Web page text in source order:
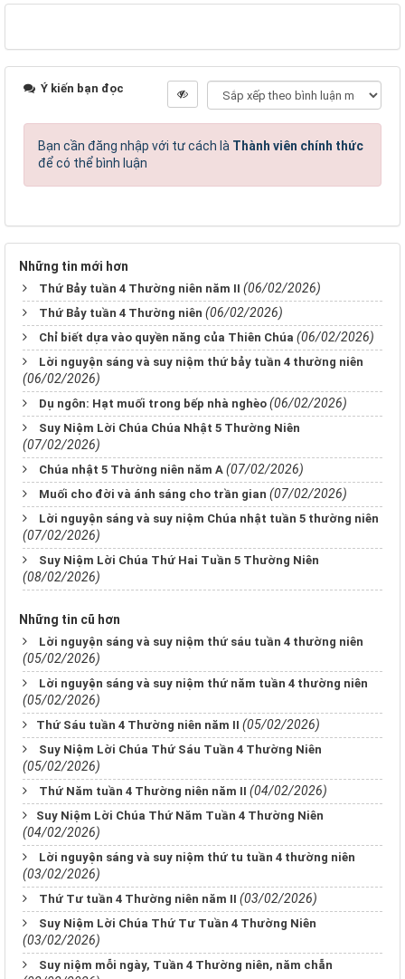
Ý kiến bạn đọc
Bạn cần đăng nhập với tư cách là Thành viên chính thức
để có thể bình luận
Những tin mới hơn
Thứ Bảy tuần 4 Thường niên năm II (06/02/2026)
Thứ Bảy tuần 4 Thường niên (06/02/2026)
Chỉ biết dựa vào quyền năng của Thiên Chúa (06/02/2026)
Lời nguyện sáng và suy niệm thứ bảy tuần 4 thường niên
(06/02/2026)
Dụ ngôn: Hạt muối trong bếp nhà nghèo (06/02/2026)
Suy Niệm Lời Chúa Chúa Nhật 5 Thường Niên
(07/02/2026)
Chúa nhật 5 Thường niên năm A (07/02/2026)
Muối cho đời và ánh sáng cho trần gian (07/02/2026)
Lời nguyện sáng và suy niệm Chúa nhật tuần 5 thường niên
(07/02/2026)
Suy Niệm Lời Chúa Thứ Hai Tuần 5 Thường Niên
(08/02/2026)
Những tin cũ hơn
Lời nguyện sáng và suy niệm thứ sáu tuần 4 thường niên
(05/02/2026)
Lời nguyện sáng và suy niệm thứ năm tuần 4 thường niên
(05/02/2026)
​​​​​​​Thứ Sáu tuần 4 Thường niên năm II (05/02/2026)
Suy Niệm Lời Chúa Thứ Sáu Tuần 4 Thường Niên
(05/02/2026)
Thứ Năm tuần 4 Thường niên năm II (04/02/2026)
​​​​​​​Suy Niệm Lời Chúa Thứ Năm Tuần 4 Thường Niên
(04/02/2026)
Lời nguyện sáng và suy niệm thứ tu tuần 4 thường niên
(03/02/2026)
Thứ Tư tuần 4 Thường niên năm II (03/02/2026)
Suy Niệm Lời Chúa Thứ Tư Tuần 4 Thường Niên
(03/02/2026)
Suy niệm mỗi ngày, Tuần 4 Thường niên, năm chẵn